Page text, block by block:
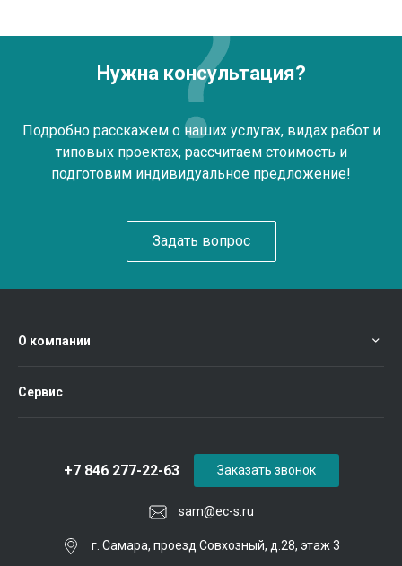
Нужна консультация?
Подробно расскажем о наших услугах, видах работ и
типовых проектах, рассчитаем стоимость и
подготовим индивидуальное предложение!
Задать вопрос
О компании
Сервис
sam@ec-s.ru
+7 846 277-22-63
г. Самара, проезд Совхозный, д.28, этаж 3
Заказать звонок